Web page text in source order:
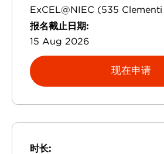
ExCEL@NIEC (535
报名截止日期:
15 Aug 2026
现在申请
时长: